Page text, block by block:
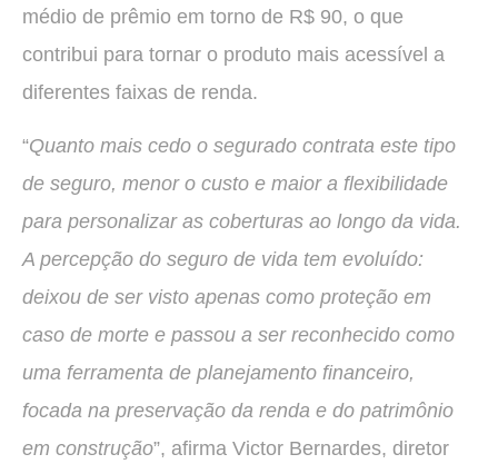
médio de prêmio em torno de R$ 90, o que
contribui para tornar o produto mais acessível a
diferentes faixas de renda.
“Quanto mais cedo o segurado contrata este tipo
de seguro, menor o custo e maior a flexibilidade
para personalizar as coberturas ao longo da vida.
A percepção do seguro de vida tem evoluído:
deixou de ser visto apenas como proteção em
caso de morte e passou a ser reconhecido como
uma ferramenta de planejamento financeiro,
focada na preservação da renda e do patrimônio
em construção”, afirma Victor Bernardes, diretor